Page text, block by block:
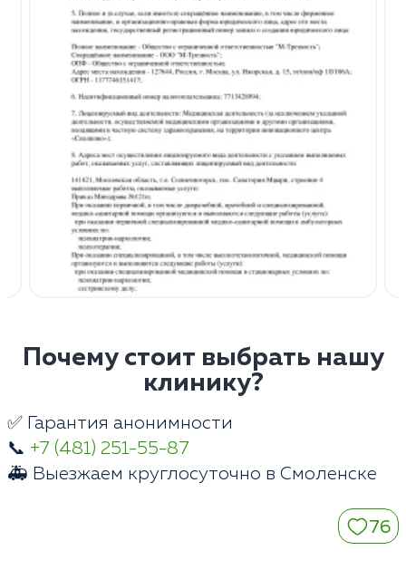
Почему стоит выбрать нашу
клинику?
✅ Гарантия анонимности
📞 +7 (481) 251-55-87
🚑 Выезжаем круглосуточно в Смоленске
76